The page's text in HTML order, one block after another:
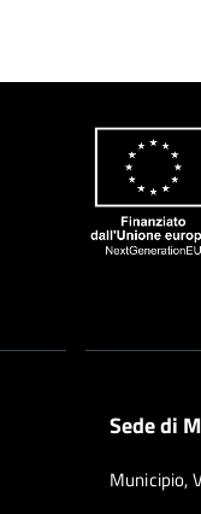
Sede di
Municipio,